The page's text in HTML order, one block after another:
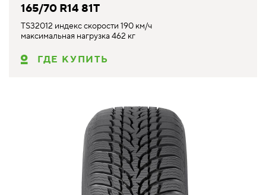
165/70 R14 81T
TS32012 индекс скорости 190 км/ч
максимальная нагрузка 462 кг
ГДЕ КУПИТЬ